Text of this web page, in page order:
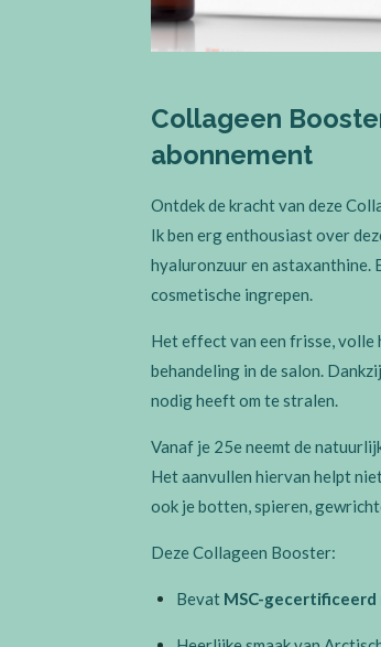
Collageen
abonnement
Ontdek de kracht van deze
Ik ben erg enthousiast over
hyaluronzuur en astaxanthine.
cosmetische ingrepen.
Het effect van een frisse, volle
behandeling in de salon.
nodig heeft om te stralen.
Vanaf je 25e neemt de
Het aanvullen hiervan helpt
ook je botten, spieren,
Deze Collageen Booster:
Bevat MSC-gecertificeerd